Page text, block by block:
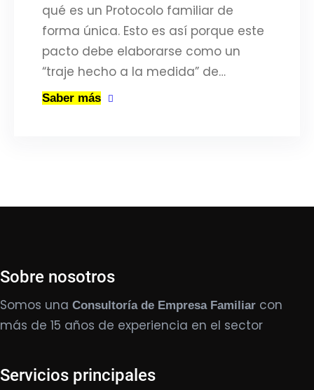
qué es un Protocolo familiar de
forma única. Esto es así porque este
pacto debe elaborarse como un
“traje hecho a la medida” de…
Saber más
Sobre nosotros
Somos una Consultoría de Empresa Familiar con
más de 15 años de experiencia en el sector
Servicios principales